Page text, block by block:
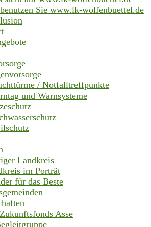
Sie www.lk-wolfenbuettel.de
/ Notfalltreffpunkte
und Warnsysteme
Landkreis
im Porträt
für das Beste
Asse